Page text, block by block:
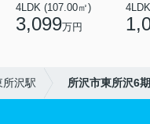
4LDK (107.00㎡)
3,099万円
所沢駅 所沢市東所沢